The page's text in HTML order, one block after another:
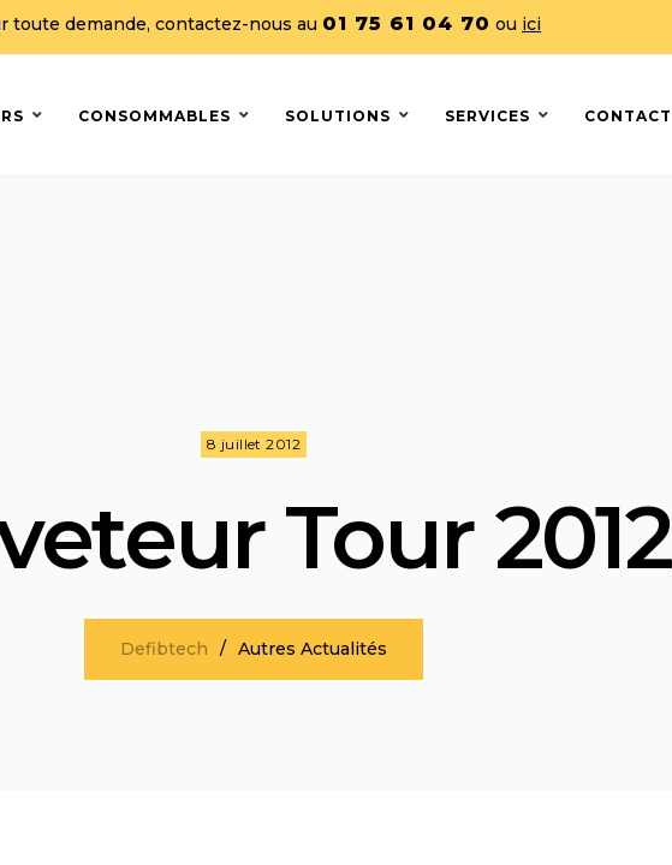
toute demande, contactez-nous au 01 75 61 04 70 ou ici
CONSOMMABLES SOLUTIONS SERVICES CONTACT
8 juillet 2012
Tour 2012
Defibtech Autres Actualités